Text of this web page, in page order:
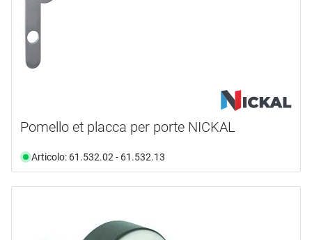
Pomello et placca per porte NICKAL
Articolo: 61.532.02 - 61.532.13